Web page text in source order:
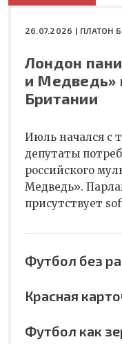
26.07.2026 | ПЛАТОН
Лондон
и Медведь»
Британии
Июль начался с
депутаты
российского
Медведь».
присутствует
Футбол без
Красная
Футбол как